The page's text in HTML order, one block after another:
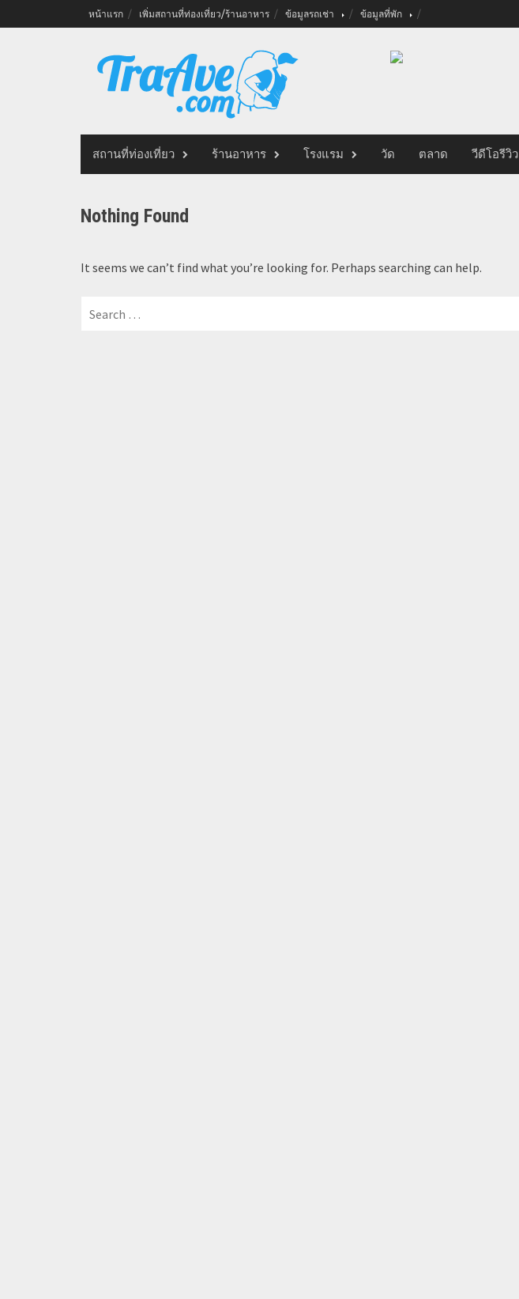
to
หน้าแรก เพิ่มสถานที่ท่องเที่ยว/ร้านอาหาร ข้อมูลรถเช่า ข้อมูลที่พัก
สถานที่ท่องเที่ยว ร้านอาหาร โรงแรม วัด ตลาด วีดีโอรีวิว
Nothing Found
It seems we can’t find what you’re looking for. Perhaps searching can help.